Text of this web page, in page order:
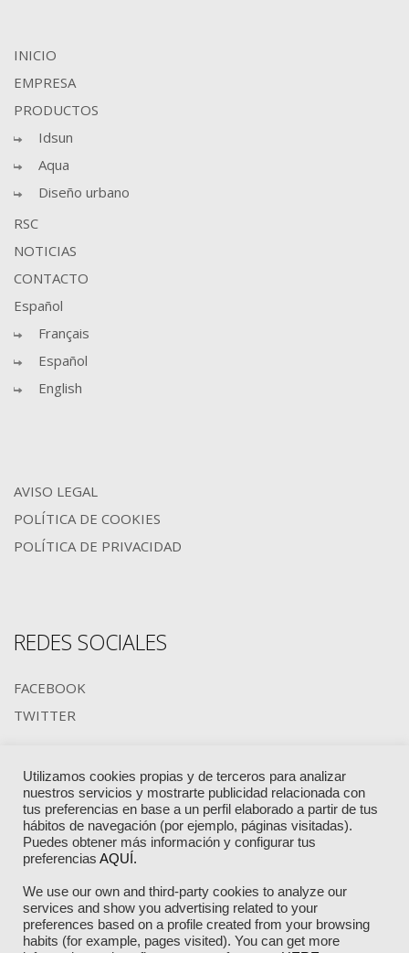
INICIO
EMPRESA
PRODUCTOS
Idsun
Aqua
Diseño urbano
RSC
NOTICIAS
CONTACTO
Español
Français
Español
English
AVISO LEGAL
POLÍTICA DE COOKIES
POLÍTICA DE PRIVACIDAD
REDES SOCIALES
FACEBOOK
TWITTER
MIEMBROS DE:
Utilizamos cookies propias y de terceros para analizar
nuestros servicios y mostrarte publicidad relacionada con
tus preferencias en base a un perfil elaborado a partir de tus
hábitos de navegación (por ejemplo, páginas visitadas).
Puedes obtener más información y configurar tus
preferencias AQUÍ.
We use our own and third-party cookies to analyze our
services and show you advertising related to your
preferences based on a profile created from your browsing
habits (for example, pages visited). You can get more